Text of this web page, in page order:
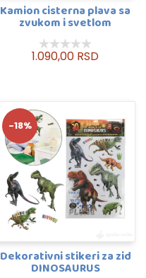
Kamion cisterna plava sa
zvukom i svetlom
1.090,00 RSD
-18%
Dekorativni stikeri za zid
DINOSAURUS